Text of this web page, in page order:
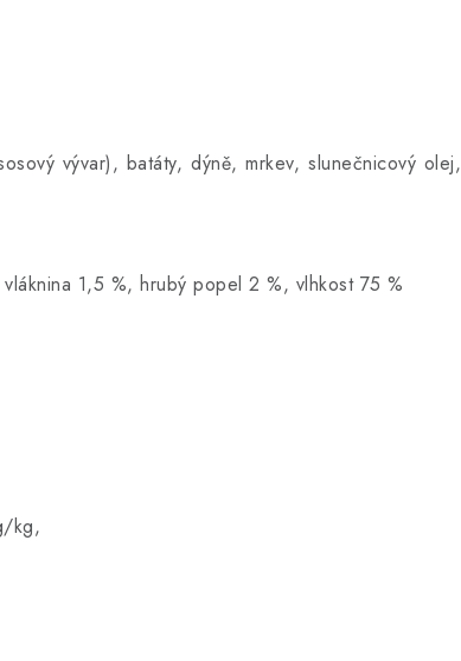
vývar), batáty, dýně, mrkev, slunečnicový
1,5 %, hrubý popel 2 %, vlhkost 75 %
kg,